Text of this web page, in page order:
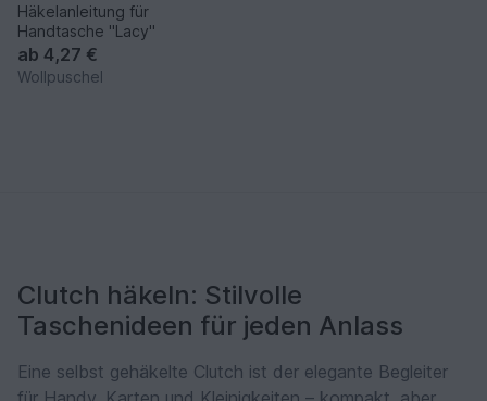
Häkelanleitung für
Handtasche "Lacy"
ab 4,27 €
Wollpuschel
Clutch häkeln: Stilvolle
Taschenideen für jeden Anlass
Eine selbst gehäkelte Clutch ist der elegante Begleiter